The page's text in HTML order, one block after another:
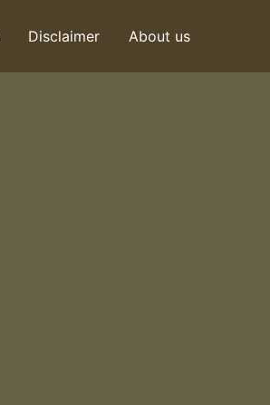
Disclaimer About us